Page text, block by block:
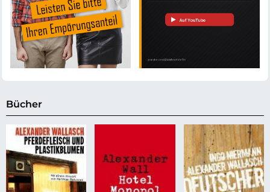
Bücher